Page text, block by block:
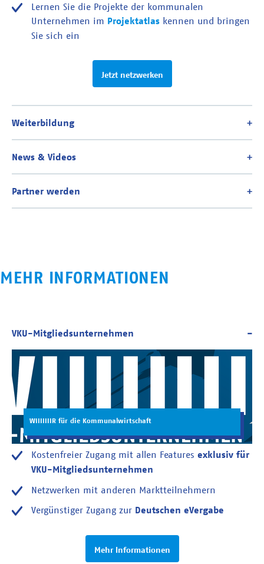
Lernen Sie die Projekte der kommunalen
Unternehmen im Projektatlas kennen und bringen
Sie sich ein
Jetzt netzwerken
MEHR INFORMATIONEN
WIIIIIIIR für die Kommunalwirtschaft
Kostenfreier Zugang mit allen Features exklusiv für
VKU-Mitgliedsunternehmen
Netzwerken mit anderen Marktteilnehmern
Vergünstiger Zugang zur Deutschen eVergabe
Mehr Informationen